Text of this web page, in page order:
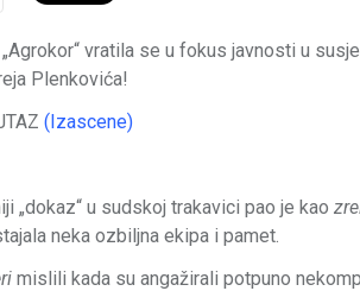
vratila se u fokus javnosti u
Plenkovića!
(Izascene)
„dokaz“ u sudskoj trakavici pao je kao
neka ozbiljna ekipa i pamet.
mislili kada su angažirali potpuno